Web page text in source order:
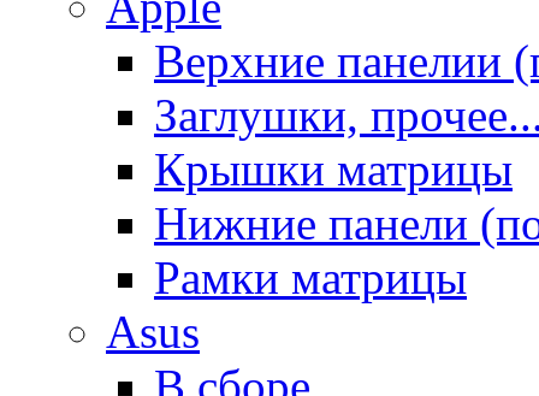
Верхние панелии
Заглушки,
Крышки матрицы
Нижние панели
Рамки матрицы
Asus
В сборе